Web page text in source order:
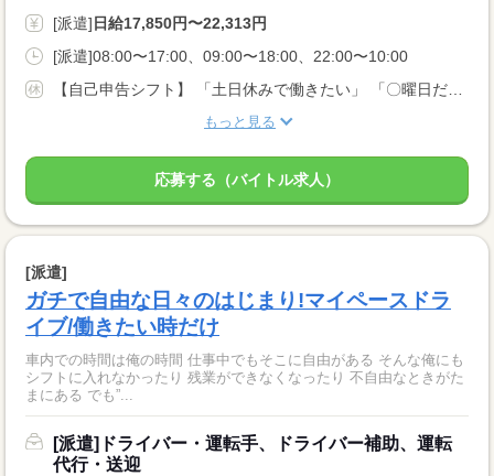
[派遣] 日給17,850円〜22,313円
[派遣]08:00〜17:00、09:00〜18:00、22:00〜10:00
【自己申告シフト】 「土日休みで働きたい」 「〇曜日だけ働きたい」 働きたい日は事前に選べます。 お休み希望の曜日・時間についても 面談の際に教えてくださいね。 ※こちらは中型以上のお仕事の例です
もっと見る
応募する（バイトル求人）
[派遣]
ガチで自由な日々のはじまり!マイペースドラ
イブ/働きたい時だけ
車内での時間は俺の時間 仕事中でもそこに自由がある そんな俺にも
シフトに入れなかったり 残業ができなくなったり 不自由なときがた
まにある でも”...
[派遣]ドライバー・運転手、ドライバー補助、運転
代行・送迎